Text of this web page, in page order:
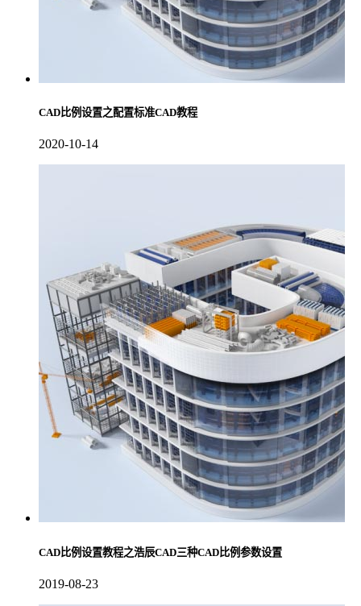
CAD比例设置之配置标准CAD教程
2020-10-14
CAD比例设置教程之浩辰CAD三种CAD比例参数设置
2019-08-23